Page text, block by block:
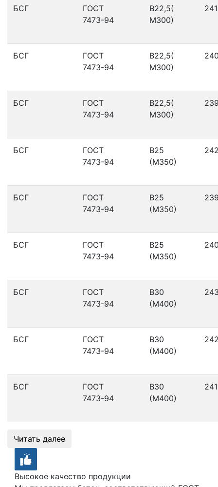
БСГ
ГОСТ
7473-94
В22,5(
М300)
БСГ
ГОСТ
7473-94
В22,5(
М300)
БСГ
ГОСТ
7473-94
В22,5(
М300)
БСГ
ГОСТ
7473-94
В25
(М350)
БСГ
ГОСТ
7473-94
В25
(М350)
БСГ
ГОСТ
7473-94
В25
(М350)
БСГ
ГОСТ
7473-94
В30
(М400)
БСГ
ГОСТ
7473-94
В30
(М400)
БСГ
ГОСТ
7473-94
В30
(М400)
Читать далее
Высокое качество продукции